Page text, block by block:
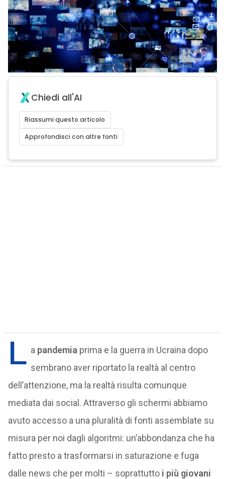
Chiedi all'AI
Riassumi questo articolo
Approfondisci con altre fonti
L a pandemia prima e la guerra in Ucraina dopo
sembrano aver riportato la realtà al centro
dell’attenzione, ma la realtà risulta comunque
mediata dai social. Attraverso gli schermi abbiamo
avuto accesso a una pluralità di fonti assemblate su
misura per noi dagli algoritmi: un’abbondanza che ha
fatto presto a trasformarsi in saturazione e fuga
dalle news che per molti – soprattutto i più giovani